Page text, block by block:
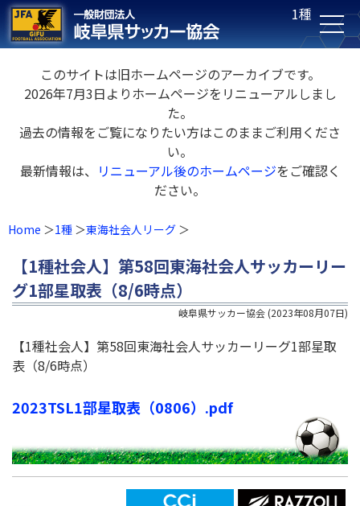
1種
このサイトは旧ホームページのアーカイブです。
2026年7月3日よりホームページをリニューアルしまし
た。
過去の情報をご覧になりたい方はこのままご利用くださ
い。
最新情報は、 リニューアル後のホームページをご確認く
ださい。
Home 1種 東海社会人リーグ
【1種社会人】第58回東海社会人サッカーリー
グ1部星取表（8/6時点）
岐阜県サッカー協会 (2023年08月07日)
【1種社会人】第58回東海社会人サッカーリーグ1部星取
表（8/6時点）
2023TSL1部星取表（0806）.pdf